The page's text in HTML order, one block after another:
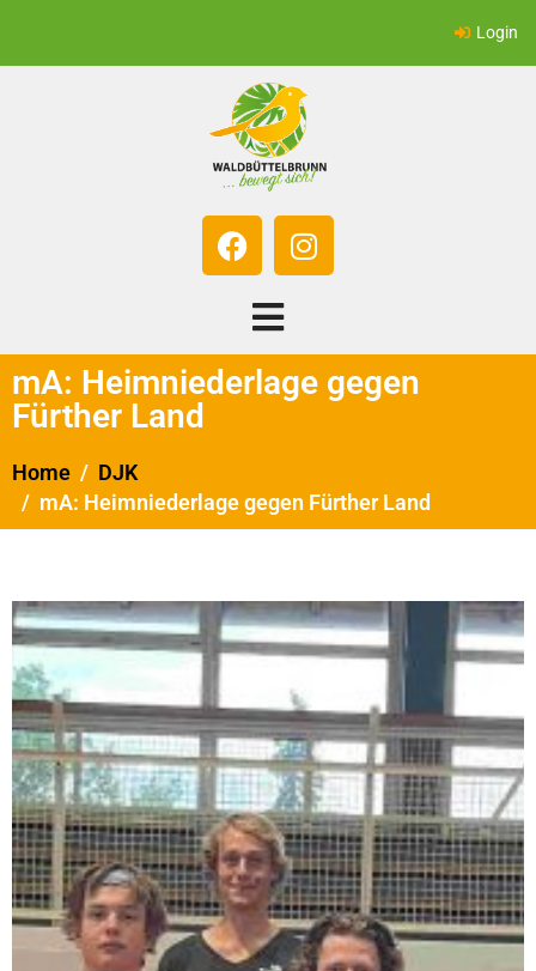
Login
mA: Heimniederlage gegen
Fürther Land
Home
DJK
mA: Heimniederlage gegen Fürther Land